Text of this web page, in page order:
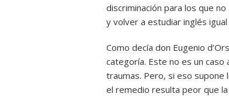
discriminación para los que
y volver a estudiar inglés
Como decía don Eugenio
categoría. Este no es un
traumas. Pero, si eso supone
el remedio resulta peor que